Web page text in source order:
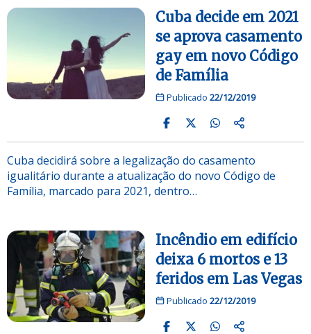
Cuba decide em 2021
se aprova casamento
gay em novo Código
de Família
Publicado 22/12/2019
Cuba decidirá sobre a legalização do casamento
igualitário durante a atualização do novo Código de
Família, marcado para 2021, dentro…
Incêndio em edifício
deixa 6 mortos e 13
feridos em Las Vegas
Publicado 22/12/2019